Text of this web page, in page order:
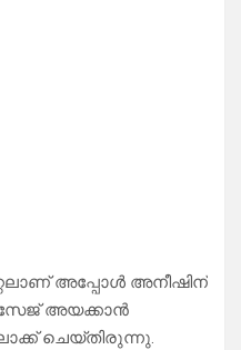
അപ്പോൾ അനീഷിന്
അയക്കാൻ
ചെയ്തിരുന്നു.